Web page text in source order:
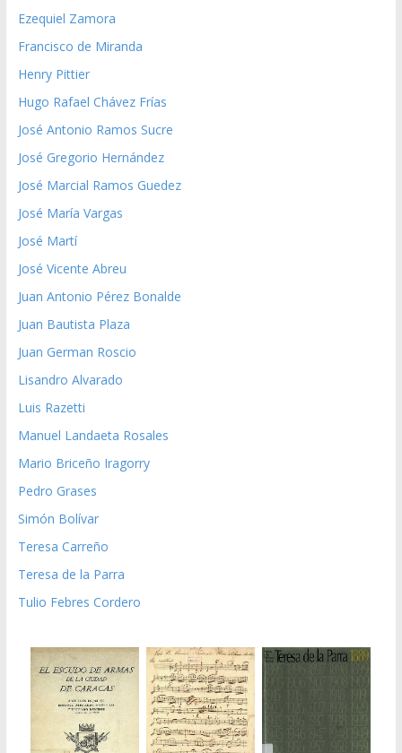
Ezequiel Zamora
Francisco de Miranda
Henry Pittier
Hugo Rafael Chávez Frías
José Antonio Ramos Sucre
José Gregorio Hernández
José Marcial Ramos Guedez
José María Vargas
José Martí
José Vicente Abreu
Juan Antonio Pérez Bonalde
Juan Bautista Plaza
Juan German Roscio
Lisandro Alvarado
Luis Razetti
Manuel Landaeta Rosales
Mario Briceño Iragorry
Pedro Grases
Simón Bolívar
Teresa Carreño
Teresa de la Parra
Tulio Febres Cordero